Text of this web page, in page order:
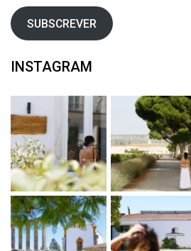
SUBSCREVER
INSTAGRAM